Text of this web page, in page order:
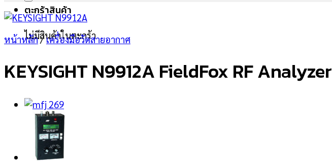
ตะกร้าสินค้า
ไม่มีสินค้าในตะกร้า
หน้าหลัก/เครื่องมือวัดสายอากาศ
KEYSIGHT N9912A FieldFox RF Analyzer